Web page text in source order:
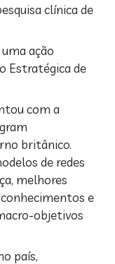
clínica de
ação
Estratégica de
com a
britânico.
de redes
melhores
e
objetivos
país,